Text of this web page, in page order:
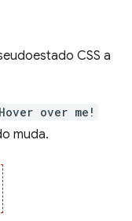
CSS a
Hover over me!
muda.